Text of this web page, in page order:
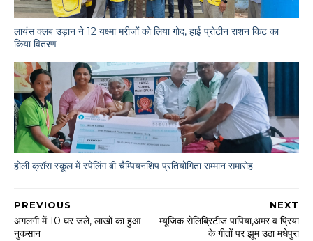
लायंस क्लब उड़ान ने 12 यक्ष्मा मरीजों को लिया गोद, हाई प्रोटीन राशन किट का
किया वितरण
होली क्रॉस स्कूल में स्पेलिंग बी चैम्पियनशिप प्रतियोगिता सम्मान समारोह
NEXT
म्यूजिक सेलिब्रिटीज पापिया,अमर व प्रिया
के गीतों पर झूम उठा मधेपुरा
PREVIOUS
अगलगी में 10 घर जले, लाखों का हुआ
नुकसान